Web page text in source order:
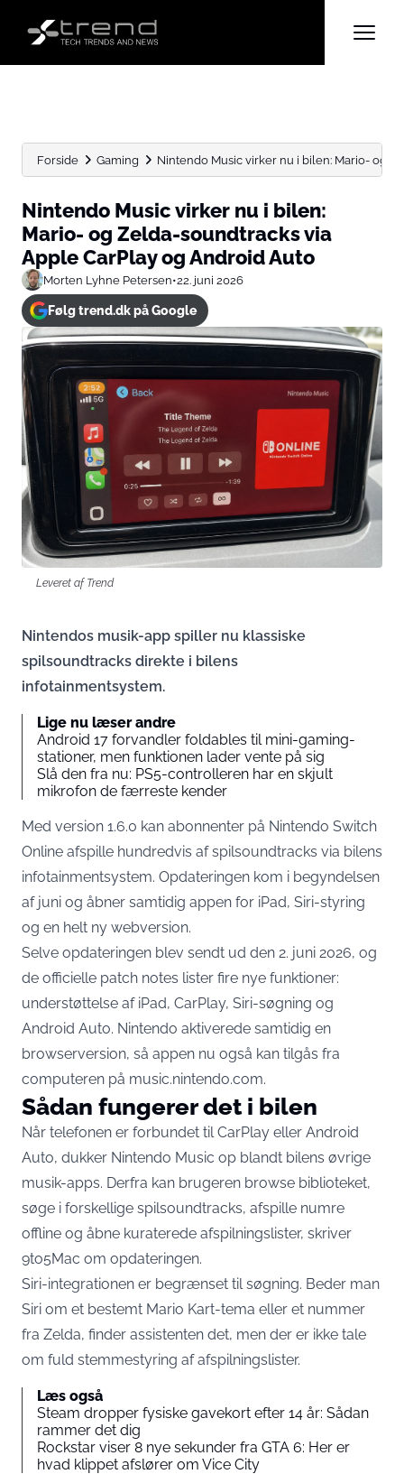
Forside Gaming Nintendo Music virker nu i bilen: Mario- og
Nintendo Music virker nu i bilen:
Mario- og Zelda-soundtracks via
Apple CarPlay og Android Auto
Morten Lyhne Petersen•22. juni 2026
Følg trend.dk på Google
Leveret af Trend
Nintendos musik-app spiller nu klassiske
spilsoundtracks direkte i bilens
infotainmentsystem.
Lige nu læser andre
Android 17 forvandler foldables til mini-gaming-
stationer, men funktionen lader vente på sig
Slå den fra nu: PS5-controlleren har en skjult
mikrofon de færreste kender
Med version 1.6.0 kan abonnenter på Nintendo Switch
Online afspille hundredvis af spilsoundtracks via bilens
infotainmentsystem. Opdateringen kom i begyndelsen
af juni og åbner samtidig appen for iPad, Siri-styring
og en helt ny webversion.
Selve opdateringen blev sendt ud den 2. juni 2026, og
de officielle patch notes lister fire nye funktioner:
understøttelse af iPad, CarPlay, Siri-søgning og
Android Auto. Nintendo aktiverede samtidig en
browserversion, så appen nu også kan tilgås fra
computeren på music.nintendo.com.
Sådan fungerer det i bilen
Når telefonen er forbundet til CarPlay eller Android
Auto, dukker Nintendo Music op blandt bilens øvrige
musik-apps. Derfra kan brugeren browse biblioteket,
søge i forskellige spilsoundtracks, afspille numre
offline og åbne kuraterede afspilningslister, skriver
9to5Mac om opdateringen.
Siri-integrationen er begrænset til søgning. Beder man
Siri om et bestemt Mario Kart-tema eller et nummer
fra Zelda, finder assistenten det, men der er ikke tale
om fuld stemmestyring af afspilningslister.
Læs også
Steam dropper fysiske gavekort efter 14 år: Sådan
rammer det dig
Rockstar viser 8 nye sekunder fra GTA 6: Her er
hvad klippet afslører om Vice City